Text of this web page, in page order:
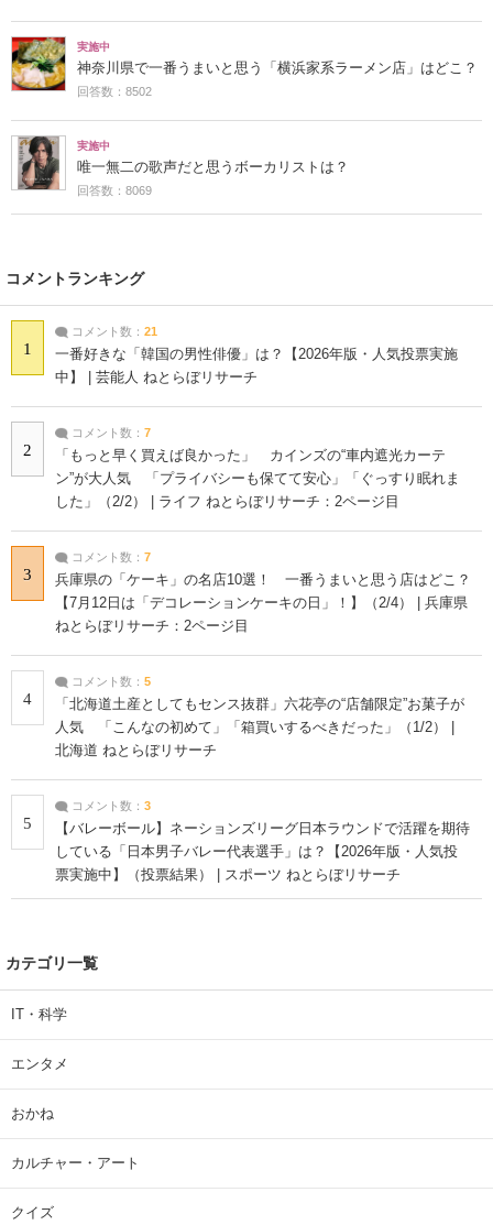
実施中
神奈川県で一番うまいと思う「横浜家系ラーメン店」はどこ？
回答数：8502
実施中
唯一無二の歌声だと思うボーカリストは？
回答数：8069
コメントランキング
1
コメント数： 21
一番好きな「韓国の男性俳優」は？【2026年版・人気投票実施
中】 | 芸能人 ねとらぼリサーチ
2
コメント数： 7
「もっと早く買えば良かった」 カインズの“車内遮光カーテ
ン”が大人気 「プライバシーも保てて安心」「ぐっすり眠れま
した」（2/2） | ライフ ねとらぼリサーチ：2ページ目
3
コメント数： 7
兵庫県の「ケーキ」の名店10選！ 一番うまいと思う店はどこ？
【7月12日は「デコレーションケーキの日」！】（2/4） | 兵庫県
ねとらぼリサーチ：2ページ目
4
コメント数： 5
「北海道土産としてもセンス抜群」六花亭の“店舗限定”お菓子が
人気 「こんなの初めて」「箱買いするべきだった」（1/2） |
北海道 ねとらぼリサーチ
5
コメント数： 3
【バレーボール】ネーションズリーグ日本ラウンドで活躍を期待
している「日本男子バレー代表選手」は？【2026年版・人気投
票実施中】（投票結果） | スポーツ ねとらぼリサーチ
カテゴリ一覧
IT・科学
エンタメ
おかね
カルチャー・アート
クイズ